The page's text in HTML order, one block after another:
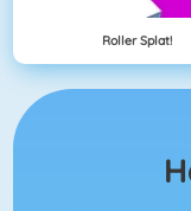
Roller Splat!